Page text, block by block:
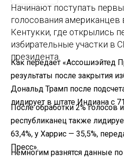
Начинают поступать
голосования американцев
Кентукки, где открылись
избирательные участки в
президента.
Как передает «Ассошиэйтед
результаты после закрытия
Дональд Трамп после
лидирует в штате Индиана с
После обработки 2% голосов
республиканец также
63,4%, у Харрис — 35,5%,
Пресс».
Немногим разнятся данные